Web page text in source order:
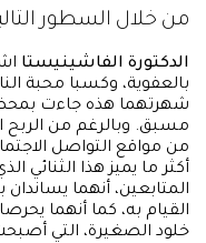
من خلال السطور
الدكتورة الفاشينيستا
بالعفوية، وكسبا محبة
شهرتهما هذه جاءت
مسبق. وبالرغم من الربح
من مواقع التواصل
أكثر ما يميز هذا الثنائي
المتابعين، أنهما
القيام به، كما أنهما
خلود الصغيرة، التي